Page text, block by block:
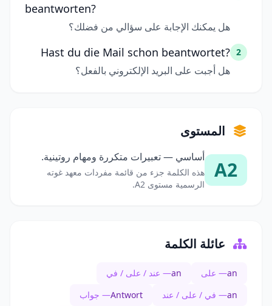
beantworten?
هل يمكنك الإجابة على سؤالي من فضلك؟
2
Hast du die Mail schon beantwortet?
هل أجبت على البريد الإلكتروني بالفعل؟
المستوى
A2
أساسي — تعبيرات متكررة ومهام روتينية.
هذه الكلمة جزء من قائمة مفردات معهد غوته
الرسمية مستوى A2.
عائلة الكلمة
an— على an— عند / على / في
an— في / على / عند Antwort— جواب